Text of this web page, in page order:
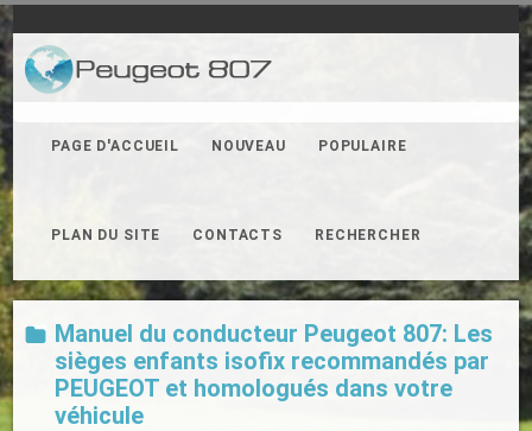
PAGE D'ACCUEIL NOUVEAU POPULAIRE
PLAN DU SITE CONTACTS RECHERCHER
Manuel du conducteur Peugeot 807: Les
sièges enfants isofix recommandés par
PEUGEOT et homologués dans votre
véhicule